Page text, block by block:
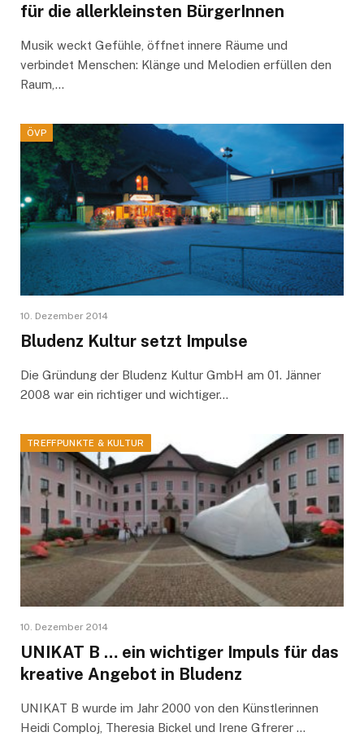
für die allerkleinsten BürgerInnen
Musik weckt Gefühle, öffnet innere Räume und
verbindet Menschen: Klänge und Melodien erfüllen den
Raum,…
ÖVP
10. Dezember 2014
Bludenz Kultur setzt Impulse
Die Gründung der Bludenz Kultur GmbH am 01. Jänner
2008 war ein richtiger und wichtiger…
TREFFPUNKTE & KULTUR
10. Dezember 2014
UNIKAT B … ein wichtiger Impuls für das
kreative Angebot in Bludenz
UNIKAT B wurde im Jahr 2000 von den Künstlerinnen
Heidi Comploj, Theresia Bickel und Irene Gfrerer …